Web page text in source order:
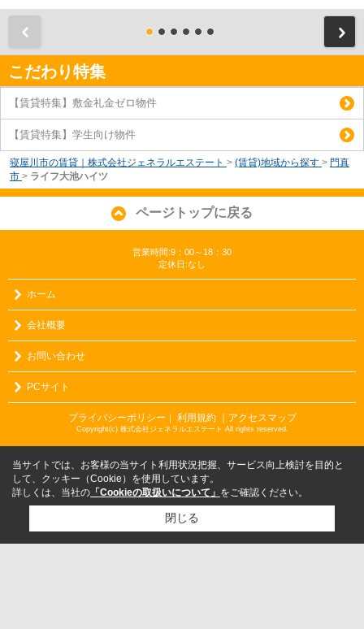
こだわり特集
【賃貸特集】敷金礼金ゼロ物件
【賃貸特集】学生向け物件
寝屋川市の賃貸｜株式会社ジェネラルエステート > (賃貸)地域から探す > 門真
市 > ライフ大池ハイツ
ページトップに戻る
営業時間:9：00～18：30
定休日:なし
ホーム
会社概要
お問い合わせ
PCサイト
プライバシーポリシー 利用規約 ｜アクセスマップ
Copyright(c) 株式会社ジェネラルエステート All rights reserved.
当サイトでは、お客様の当サイト利用状況把握、サービス向上検討を目的と
して、クッキー（Cookie）を使用しています。
詳しくは、当社の 「Cookieの取扱いについて」 をご確認ください。
閉じる